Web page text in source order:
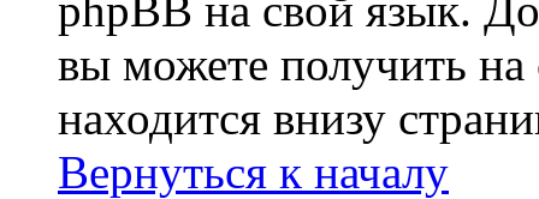
вы можете получить на
находится внизу
Вернуться к началу